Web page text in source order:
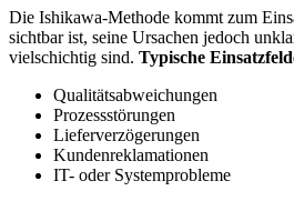
Die Ishikawa-Methode kommt zum
sichtbar ist, seine Ursachen jedoch
vielschichtig sind. Typische
Qualitätsabweichungen
Prozessstörungen
Lieferverzögerungen
Kundenreklamationen
IT- oder Systemprobleme